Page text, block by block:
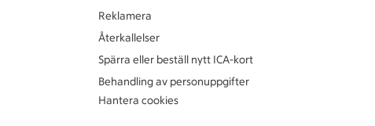
Reklamera
Återkallelser
Spärra eller beställ nytt ICA-kort
Behandling av personuppgifter
Hantera cookies